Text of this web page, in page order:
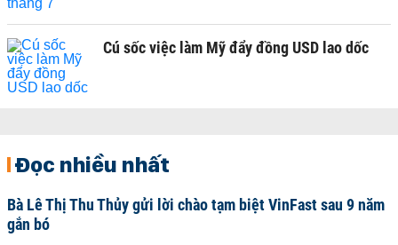
Cú sốc việc làm Mỹ đẩy đồng USD lao dốc
Đọc nhiều nhất
Bà Lê Thị Thu Thủy gửi lời chào tạm biệt VinFast sau 9 năm
gắn bó